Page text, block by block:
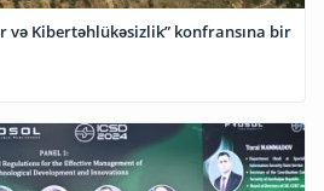
və Kibertəhlükəsizlik” konfransına bir